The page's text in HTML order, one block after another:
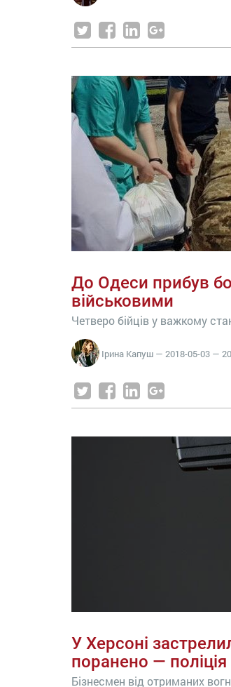
До Одеси прибув
військовими
Четверо бійців у важкому
Ірина Капуш — 2018-05-03 —
У Херсоні
поранено — поліція
Бізнесмен від отриманих